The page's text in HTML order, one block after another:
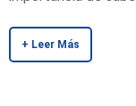
+ Leer Más